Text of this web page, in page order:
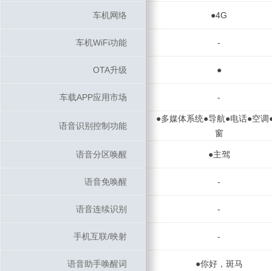
车机网络 ●4G
车机WiFi功能 -
OTA升级 ●
车载APP应用市场 -
语音识别控制功能
●多媒体系统●导航●电话●空调
窗
语音分区唤醒 ●主驾
语音免唤醒 -
语音连续识别 -
手机互联/映射 -
语音助手唤醒词 ●你好，斑马
车机网络
车机WiFi功能
OTA升级
车载APP应用市场
语音识别控制功能
语音分区唤醒
语音免唤醒
语音连续识别
手机互联/映射
语音助手唤醒词